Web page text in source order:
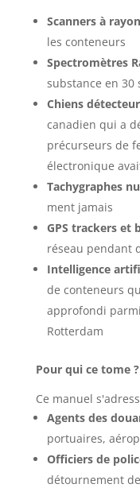
Scanners à
les conteneurs
Spectromètres
substance en 30
Chiens
canadien qui a
précurseurs de
électronique
Tachygraphes
ment jamais
GPS trackers et
réseau pendant
Intelligence
de conteneurs
approfondi
Rotterdam
Pour qui ce tome ?
Ce manuel
Agents des
portuaires,
Officiers de
détournement